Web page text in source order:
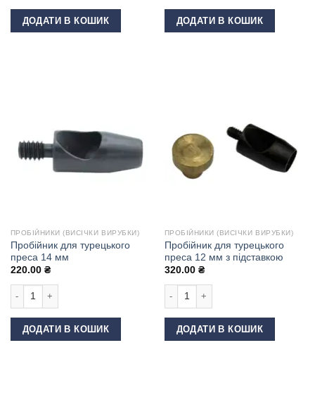
ДОДАТИ В КОШИК ДОДАТИ В КОШИК
ПРОБІЙНИКИ (ВИСІЧКИ ВИРУБКИ)
Пробійник для турецького
преса 14 мм
220.00 ₴
ДОДАТИ В КОШИК
ПРОБІЙНИКИ (ВИСІЧКИ ВИРУБКИ)
Пробійник для турецького
преса 12 мм з підставкою
320.00 ₴
ДОДАТИ В КОШИК